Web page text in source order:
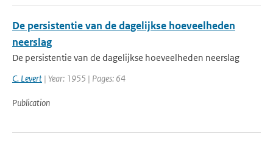
De persistentie van de dagelijkse hoeveelheden
neerslag
De persistentie van de dagelijkse hoeveelheden neerslag
C. Levert | Year: 1955 | Pages: 64
Publication